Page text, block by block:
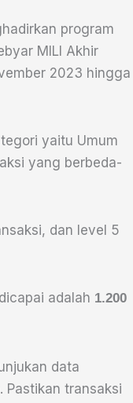
program
MILI Akhir
2023 hingga
yaitu Umum
yang berbeda-
dan level 5
adalah 1.200
data
Pastikan transaksi